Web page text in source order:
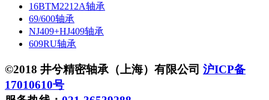
16BTM2212A轴承
69/600轴承
NJ409+HJ409轴承
609RU轴承
©2018 井兮精密轴承（上海）有限公司 沪ICP备
17010610号